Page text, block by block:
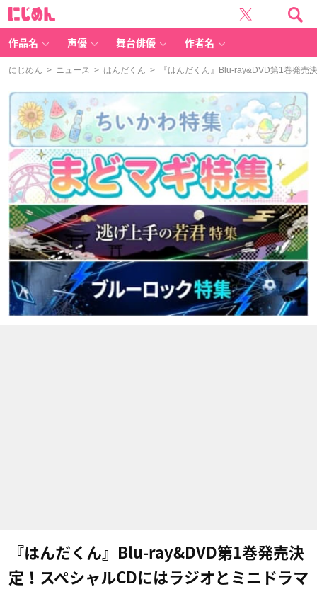
作品名 声優 舞台俳優 作者名
にじめん > ニュース > はんだくん > 『はんだくん』Blu-ray&DVD第1巻発売
『はんだくん』Blu-ray&DVD第1巻発売決
定！スペシャルCDにはラジオとミニドラマ